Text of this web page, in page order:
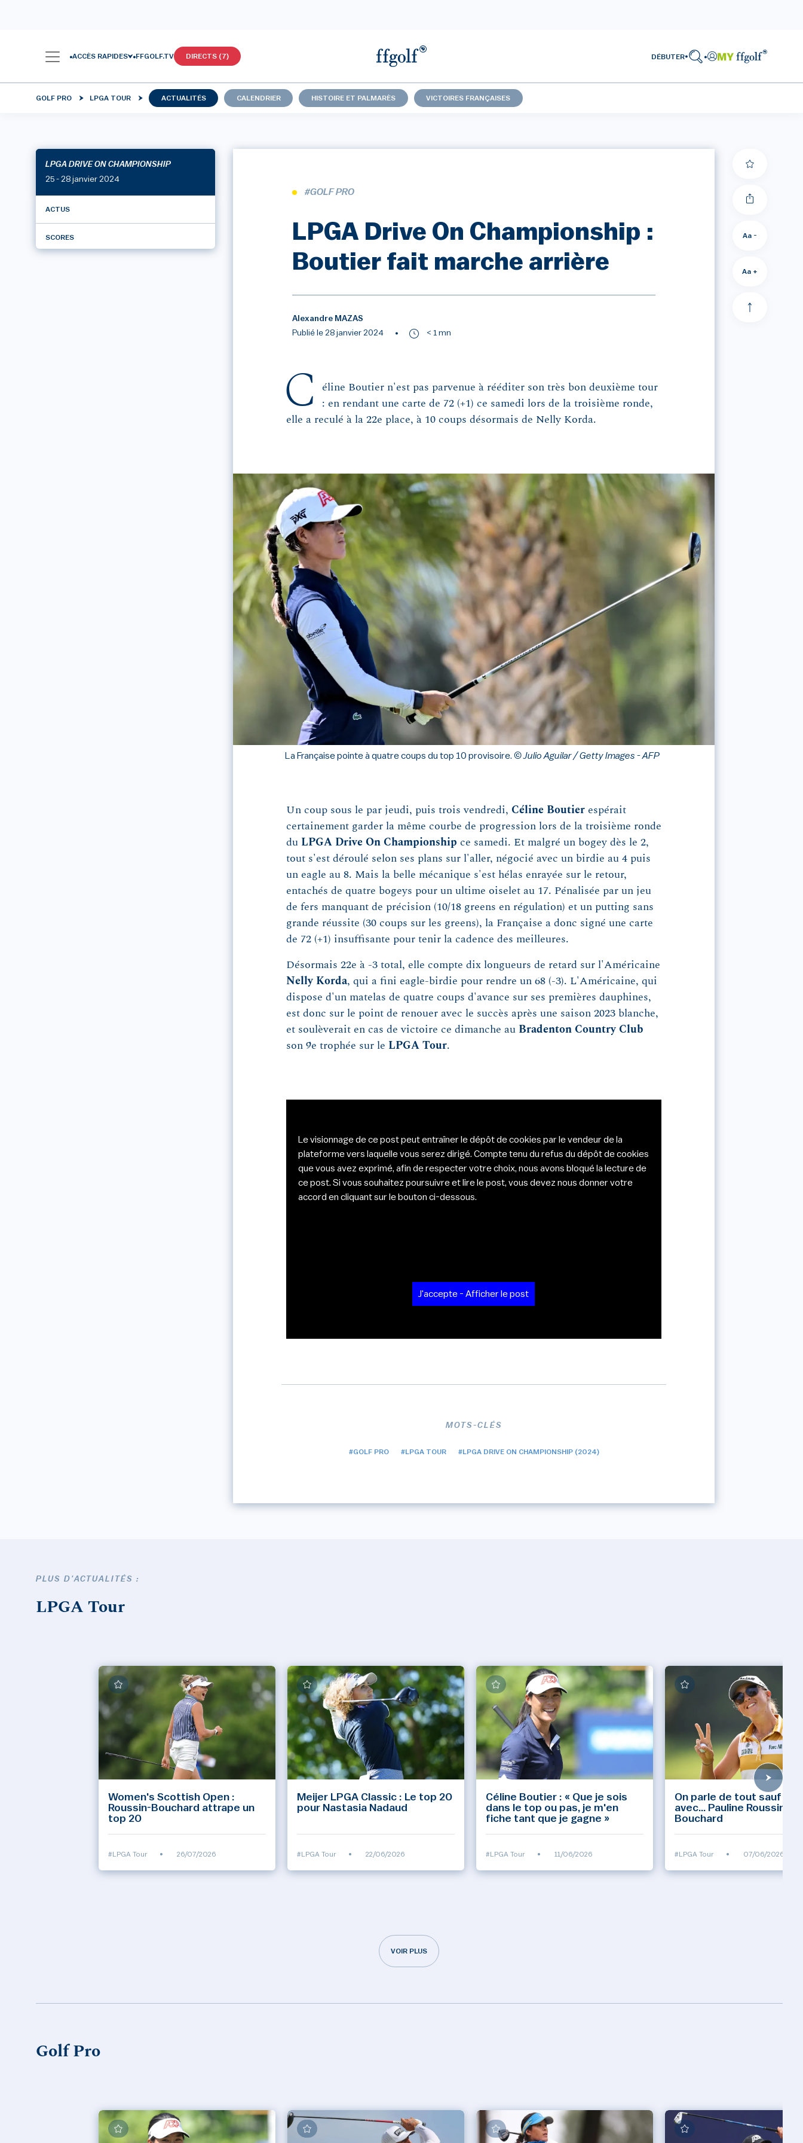
ACCÈS RAPIDES FFGOLF.TV DIRECTS (7) DÉBUTER
GOLF PRO LPGA TOUR ACTUALITÉS CALENDRIER HISTOIRE ET PALMARÈS VICTOIRES FRANÇAISES
LPGA DRIVE ON CHAMPIONSHIP
25 - 28 janvier 2024
ACTUS
SCORES
#GOLF PRO
LPGA Drive On Championship :
Boutier fait marche arrière
Alexandre MAZAS
Publié le 28 janvier 2024
< 1 mn
C
éline Boutier n'est pas parvenue à rééditer son très bon deuxième tour
: en rendant une carte de 72 (+1) ce samedi lors de la troisième ronde,
elle a reculé à la 22e place, à 10 coups désormais de Nelly Korda.
La Française pointe à quatre coups du top 10 provisoire. © Julio Aguilar / Getty Images - AFP
Un coup sous le par jeudi, puis trois vendredi, Céline Boutierespérait
certainement garder la même courbe de progression lors de la troisième ronde
du LPGA Drive On Championship ce samedi. Et malgré un bogey dès le 2,
tout s'est déroulé selon ses plans sur l'aller, négocié avec un birdie au 4 puis
un eagle au 8. Mais la belle mécanique s'est hélas enrayée sur le retour,
entachés de quatre bogeys pour un ultime oiselet au 17. Pénalisée par un jeu
de fers manquant de précision (10/18 greens en régulation) et un putting sans
grande réussite (30 coups sur les greens), la Française a donc signé une carte
de 72 (+1) insuffisante pour tenir la cadence des meilleures.
Désormais 22e à -3 total, elle compte dix longueurs de retard sur l'Américaine
Nelly Korda, qui a fini eagle-birdie pour rendre un 68 (-3). L'Américaine, qui
dispose d'un matelas de quatre coups d'avance sur ses premières dauphines,
est donc sur le point de renouer avec le succès après une saison 2023 blanche,
et soulèverait en cas de victoire ce dimanche au Bradenton Country Club
son 9e trophée sur le LPGA Tour.
Le visionnage de ce post peut entraîner le dépôt de cookies par le vendeur de la
plateforme vers laquelle vous serez dirigé. Compte tenu du refus du dépôt de cookies
que vous avez exprimé, afin de respecter votre choix, nous avons bloqué la lecture de
ce post. Si vous souhaitez poursuivre et lire le post, vous devez nous donner votre
accord en cliquant sur le bouton ci-dessous.
J'accepte - Afficher le post
MOTS-CLÉS
#GOLF PRO #LPGA TOUR #LPGA DRIVE ON CHAMPIONSHIP (2024)
Aa -
Aa +
PLUS D'ACTUALITÉS :
LPGA Tour
Women's Scottish Open :
Roussin-Bouchard attrape un
top 20
#LPGA Tour • 26/07/2026
Meijer LPGA Classic : Le top 20
pour Nastasia Nadaud
#LPGA Tour • 22/06/2026
Céline Boutier : « Que je sois
dans le top ou pas, je m'en
fiche tant que je gagne »
#LPGA Tour • 11/06/2026
On parle de tout sauf de
avec… Pauline Roussin-
Bouchard
#LPGA Tour • 07/06/2026
VOIR PLUS
Golf Pro